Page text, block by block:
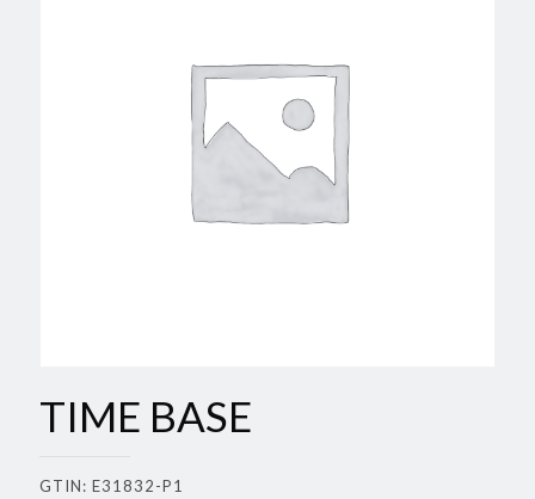
TIME BASE
GTIN: E31832-P1